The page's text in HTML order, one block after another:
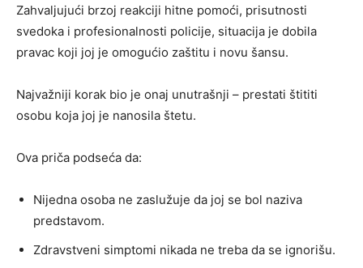
Zahvaljujući brzoj reakciji hitne pomoći, prisutnosti
svedoka i profesionalnosti policije, situacija je dobila
pravac koji joj je omogućio zaštitu i novu šansu.
Najvažniji korak bio je onaj unutrašnji – prestati štititi
osobu koja joj je nanosila štetu.
Ova priča podseća da:
Nijedna osoba ne zaslužuje da joj se bol naziva
predstavom.
Zdravstveni simptomi nikada ne treba da se ignorišu.